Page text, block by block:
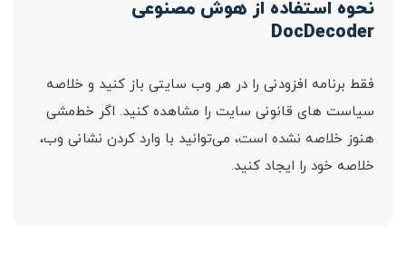
نحوه استفاده از هوش مصنوعی
DocDecoder
فقط برنامه افزودنی را در هر وب سایتی باز کنید و خلاصه
سیاست های قانونی سایت را مشاهده کنید. اگر خط‌مشی
هنوز خلاصه نشده است، می‌توانید با وارد کردن نشانی وب،
خلاصه خود را ایجاد کنید.